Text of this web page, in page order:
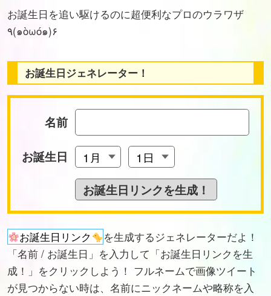
お誕生日を追い駆けるのに超便利なプロのウラワザ
٩(๑òωó๑)۶
お誕生日ジェネレーター！
名前
お誕生日
お誕生日リンク
を生成するジェネレーターだよ！
「名前 / お誕生日」を入力して「お誕生日リンクを生
成！」をクリックしよう！ フルネームで画像ツイート
が見つからない時は、名前にニックネームや略称を入